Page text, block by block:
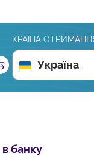
КРАЇНА
Україна
банку